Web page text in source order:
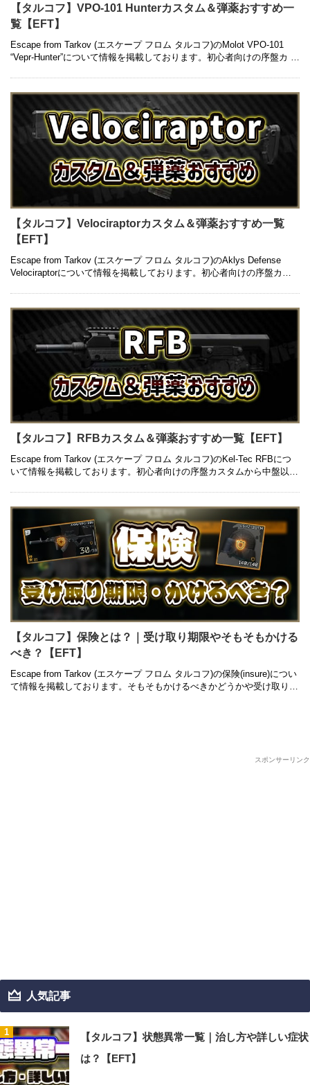
【タルコフ】VPO-101 Hunterカスタム＆弾薬おすすめ一
覧【EFT】
Escape from Tarkov (エスケープ フロム タルコフ)のMolot VPO-101
“Vepr-Hunter”について情報を掲載しております。初心者向けの序盤カ …
【タルコフ】Velociraptorカスタム＆弾薬おすすめ一覧
【EFT】
Escape from Tarkov (エスケープ フロム タルコフ)のAklys Defense
Velociraptorについて情報を掲載しております。初心者向けの序盤カス
【タルコフ】RFBカスタム＆弾薬おすすめ一覧【EFT】
Escape from Tarkov (エスケープ フロム タルコフ)のKel-Tec RFBにつ
いて情報を掲載しております。初心者向けの序盤カスタムから中盤以降
【タルコフ】保険とは？｜受け取り期限やそもそもかける
べき？【EFT】
Escape from Tarkov (エスケープ フロム タルコフ)の保険(insure)につい
て情報を掲載しております。そもそもかけるべきかどうかや受け取り期
スポンサーリンク
人気記事
【タルコフ】状態異常一覧｜治し方や詳しい症状
は？【EFT】